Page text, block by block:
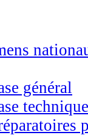
général
technique